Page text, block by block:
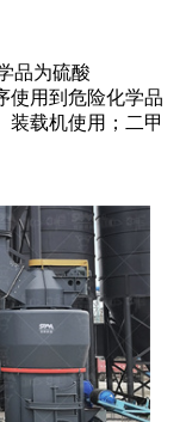
品为硫酸
使用到危险化学品
装载机使用；二甲